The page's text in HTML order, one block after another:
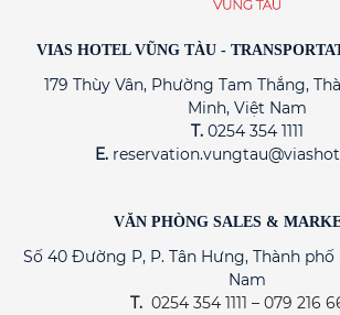
VIAS HOTEL VŨNG TÀU -
179 Thùy Vân, Phường Tam Thắng,
Minh, Việt Nam
T. 0254 354 1111
E.
VĂN PHÒNG SALES &
Số 40 Đường P, P. Tân Hưng, Thành phố
Nam
T. 0254 354 1111 – 079 216